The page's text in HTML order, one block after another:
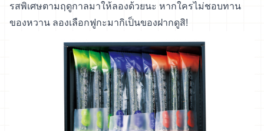
รสพิเศษตามฤดูกาลมาให้ลองด้วยนะ หากใครไม่ชอบทาน
ของหวาน ลองเลือกฟูกะมากิเป็นของฝากดูสิ!